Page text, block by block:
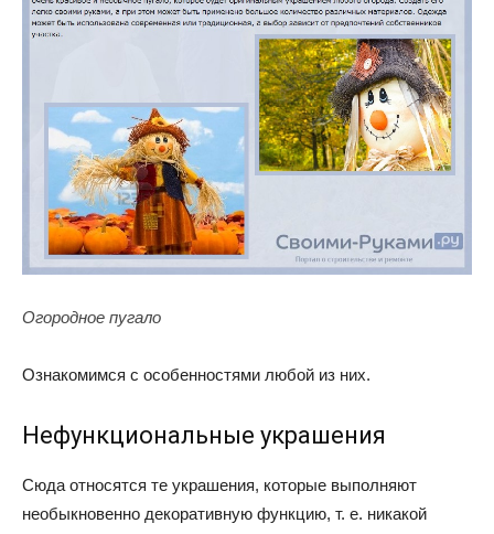
Огородное пугало
Ознакомимся с особенностями любой из них.
Нефункциональные украшения
Сюда относятся те украшения, которые выполняют
необыкновенно декоративную функцию, т. е. никакой